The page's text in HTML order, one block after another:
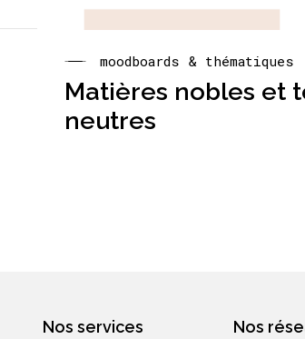
moodboards & thématiques
Matières nobles et
neutres
Nos services Nos